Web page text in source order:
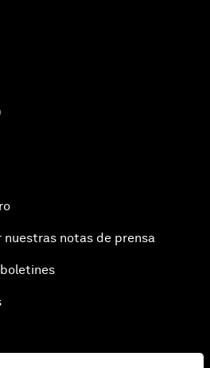
nuestras notas de prensa